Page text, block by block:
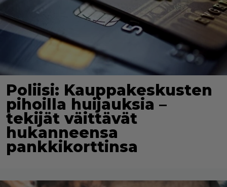
Poliisi: Kauppakeskusten
pihoilla huijauksia –
tekijät väittävät
hukanneensa
pankkikorttinsa